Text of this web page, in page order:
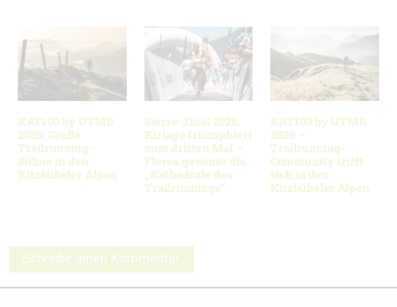
KAT100 by UTMB
2026: Große
Trailrunning-
Bühne in den
Kitzbüheler Alpen
Sierre-Zinal 2026:
Kiriago triumphiert
zum dritten Mal –
Florea gewinnt die
„Kathedrale des
Trailrunnings“
KAT100 by UTMB
2026 –
Trailrunning-
Community trifft
sich in den
Kitzbüheler Alpen
Schreibe einen Kommentar